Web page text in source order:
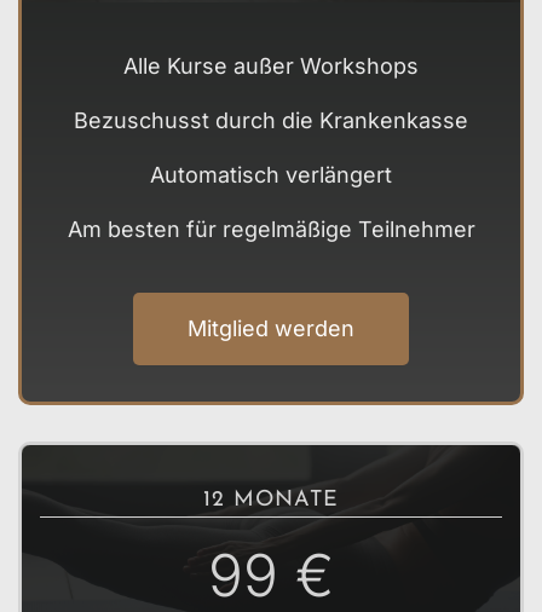
Alle Kurse außer Workshops
Bezuschusst durch die Krankenkasse
Automatisch verlängert
Am besten für regelmäßige Teilnehmer
Mitglied werden
12 MONATE
99 €